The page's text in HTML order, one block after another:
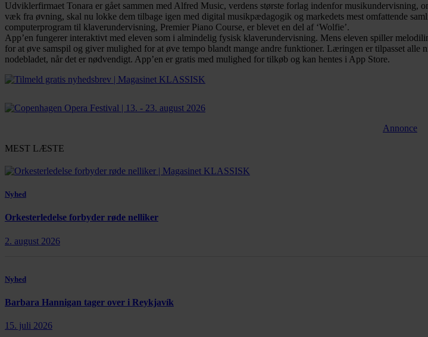
Udviklerfirmaet Tonara er gået sammen med Alfred Music, verdens største forlag indenfor musikundervisning,
væk fra øvning, skal nu lokke dem tilbage igen med digital musikpædagogik og markedets mest omfattende
computerprogram til klaverundervisning, Premier Piano Course, er blevet en del af ‘Wolfie’.
App’en fungerer interaktivt med eleven som i almindelig fysisk klaverundervisning. Mens eleven spiller
for at øve samspil og giver mulighed for at øve tempo blandt mange andre funktioner. Læringen er tilpasset
nodebladet, når det er nødvendigt. App’en er gratis med mulighed for tilkøb og kan hentes i App Store.
Annonce
MEST LÆSTE
Nyhed
Orkesterledelse forbyder røde nelliker
2. august 2026
Nyhed
Barbara Hannigan tager over i Reykjavík
15. juli 2026